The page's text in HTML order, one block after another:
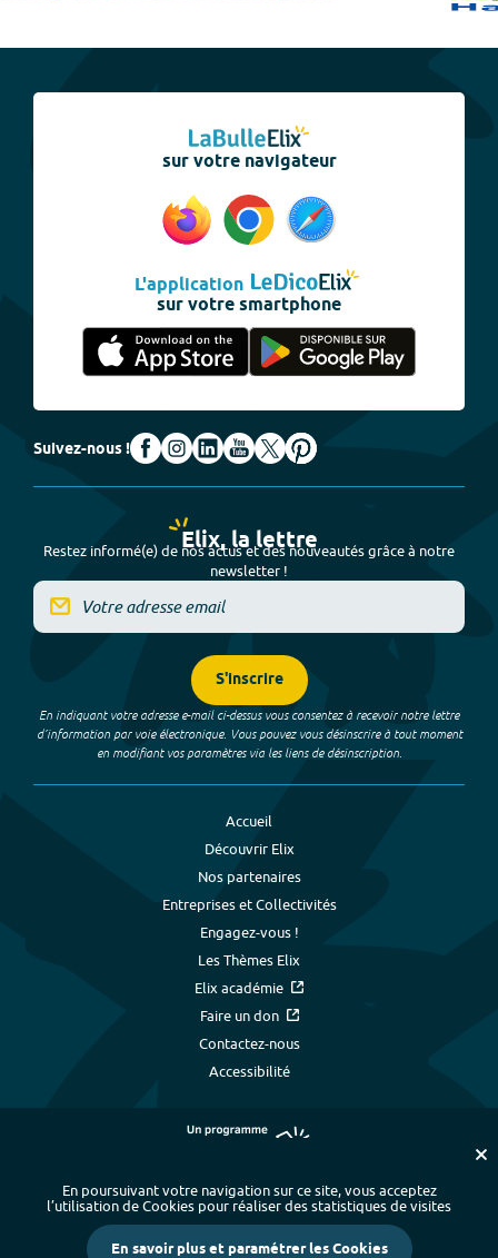
sur votre navigateur
L'application
sur votre smartphone
Suivez-nous !
Elix, la lettre
Restez informé(e) de nos actus et des nouveautés grâce à notre
newsletter !
S'inscrire
En indiquant votre adresse e-mail ci-dessus vous consentez à recevoir notre lettre
d’information par voie électronique. Vous pouvez vous désinscrire à tout moment
en modifiant vos paramètres via les liens de désinscription.
Accueil
Découvrir Elix
Nos partenaires
Entreprises et Collectivités
Engagez-vous !
Les Thèmes Elix
Elix académie
Faire un don
Contactez-nous
Accessibilité
Plan du site - Index alphabétique
-
Mentions légales et données personnelles
- Paramétrer les cookies
En poursuivant votre navigation sur ce site, vous acceptez
l’utilisation de Cookies pour réaliser des statistiques de visites
En savoir plus et paramétrer les Cookies